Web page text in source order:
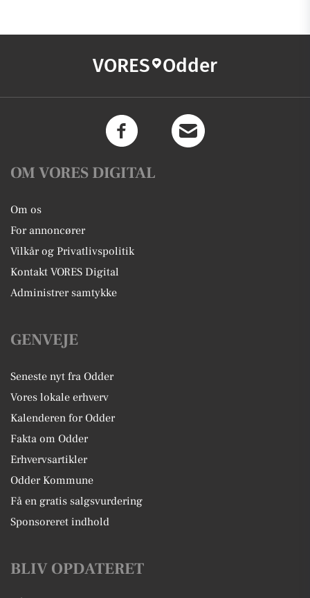
VORES Odder
OM VORES DIGITAL
Om os
For annoncører
Vilkår og Privatlivspolitik
Kontakt VORES Digital
Administrer samtykke
GENVEJE
Seneste nyt fra Odder
Vores lokale erhverv
Kalenderen for Odder
Fakta om Odder
Erhvervsartikler
Odder Kommune
Få en gratis salgsvurdering
Sponsoreret indhold
BLIV OPDATERET